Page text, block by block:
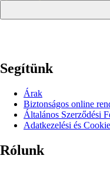
Segítünk
Árak
Biztonságos online
Általános Szerződési
Adatkezelési és
Rólunk